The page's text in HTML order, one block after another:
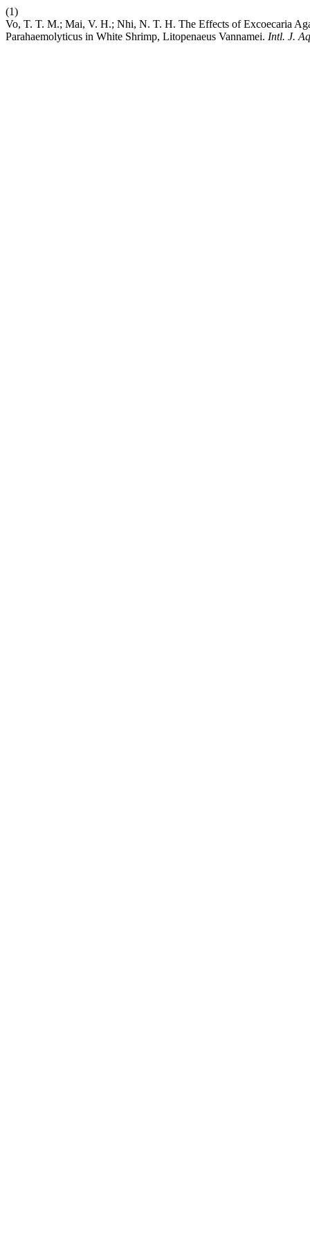
(1)
Vo, T. T. M.; Mai, V. H.; Nhi, N. T. H. The Effects of Excoecaria
Parahaemolyticus in White Shrimp, Litopenaeus Vannamei. Intl. J.